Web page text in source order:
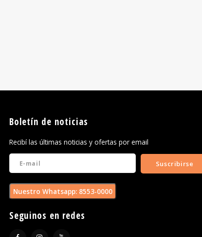
Boletín de noticias
Recibí las últimas noticias y ofertas por email
Suscribirse
Nuestro Whatsapp: 8553-0000
Seguinos en redes